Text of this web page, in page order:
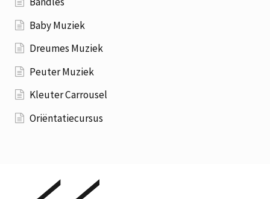
Baby Muziek
Dreumes Muziek
Peuter Muziek
Kleuter Carrousel
Oriëntatiecursus